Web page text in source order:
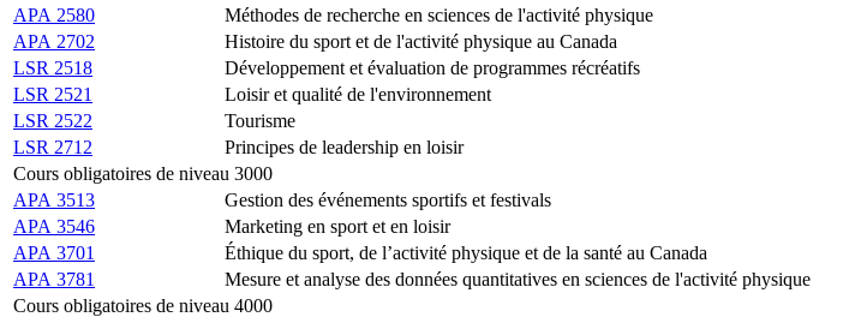
APA 2580
Méthodes de recherche en sciences de l'activité physique
APA 2702
Histoire du sport et de l'activité physique au Canada
LSR 2518
Développement et évaluation de programmes récréatifs
LSR 2521
Loisir et qualité de l'environnement
LSR 2522
Tourisme
LSR 2712
Principes de leadership en loisir
Cours obligatoires de niveau 3000
APA 3513
Gestion des événements sportifs et festivals
APA 3546
Marketing en sport et en loisir
APA 3701
Éthique du sport, de l’activité physique et de la santé au Canada
APA 3781
Mesure et analyse des données quantitatives en sciences de l'activité physique
Cours obligatoires de niveau 4000